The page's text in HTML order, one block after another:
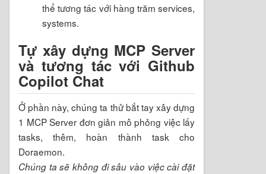
thể tương tác với hàng trăm services,
systems.
Tự xây dựng MCP Server
và tương tác với Github
Copilot Chat
Ở phần này, chúng ta thử bắt tay xây dựng
1 MCP Server đơn giản mô phỏng việc lấy
tasks, thêm, hoàn thành task cho
Doraemon.
Chúng ta sẽ không đi sâu vào việc cài đặt